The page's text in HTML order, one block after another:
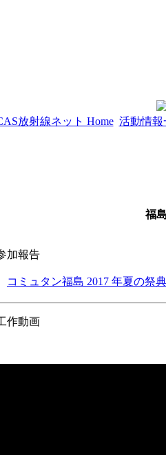
放射線ネット Home 活動情報
福
加報告
コミュタン福島 2017 年夏の祭
作動画